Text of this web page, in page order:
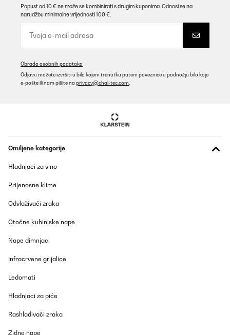
Popust od 10 € ne može se kombinirati s drugim kuponima. Odnosi se na
narudžbu minimalne vrijednosti 100 €.
Obrada osobnih podataka
Odjavu možete izvršiti u bilo kojem trenutku putem poveznice u podnožju bilo koje
e-pošte ili nam pišite na privacy@chal-tec.com
Omiljene kategorije
Hladnjaci za vino
Prijenosne klime
Odvlaživači zraka
Otočne kuhinjske nape
Nape dimnjaci
Infracrvene grijalice
Ledomati
Hladnjaci za piće
Rashlađivači zraka
Zidne nape